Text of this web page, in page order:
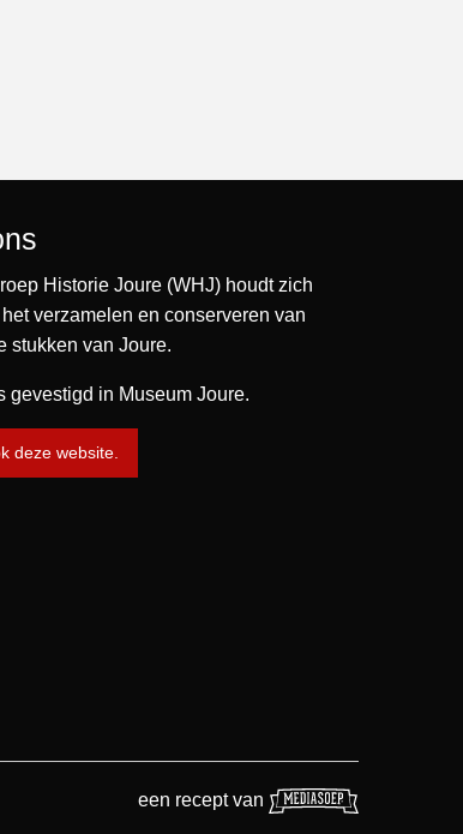
Historie Joure (WHJ) houdt zich
verzamelen en conserveren van
stukken van Joure.
gevestigd in Museum Joure.
deze website.
een recept van